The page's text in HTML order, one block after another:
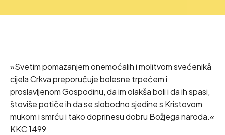
»Svetim pomazanjem onemoćalih i molitvom svećenikâ
cijela Crkva preporučuje bolesne trpećem i
proslavljenom Gospodinu, da im olakša boli i da ih spasi,
štoviše potiče ih da se slobodno sjedine s Kristovom
mukom i smrću i tako doprinesu dobru Božjega naroda.«
KKC 1499